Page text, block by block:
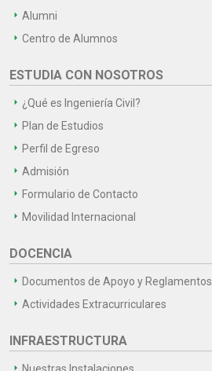
Alumni
Centro de Alumnos
ESTUDIA CON NOSOTROS
¿Qué es Ingeniería Civil?
Plan de Estudios
Perfil de Egreso
Admisión
Formulario de Contacto
Movilidad Internacional
DOCENCIA
Documentos de Apoyo y Reglamentos
Actividades Extracurriculares
INFRAESTRUCTURA
Nuestras Instalaciones